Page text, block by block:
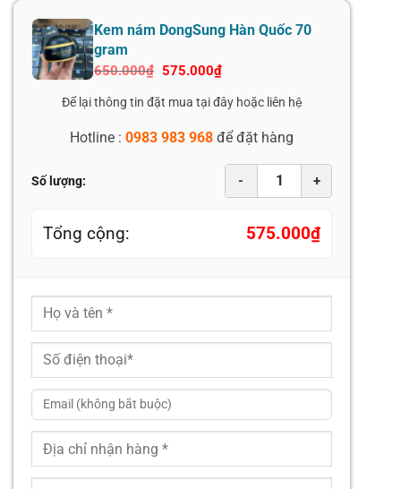
Kem nám DongSung Hàn Quốc 70
gram
650.000₫ Giá
là:
650.000₫.
575.000₫Giá
tại
là:
Để lại thông tin đặt mua tại đây hoặc liên hệ
Hotline :0983 983 968 để đặt hàng
Số lượng: - +
Tổng cộng: 575.000₫